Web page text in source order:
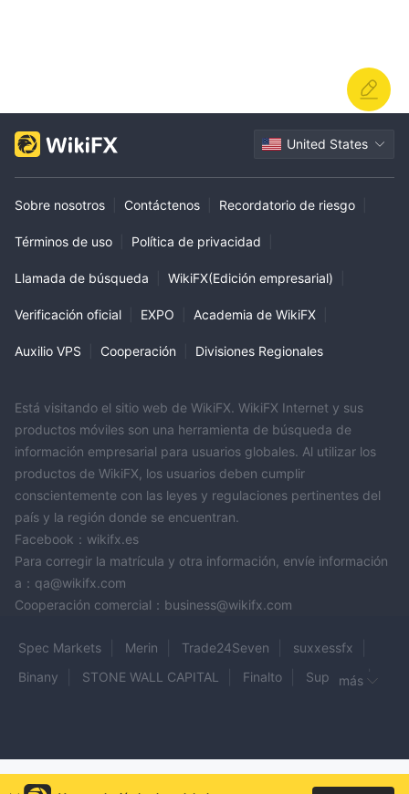
United States
Sobre nosotros Contáctenos Recordatorio de riesgo
Términos de uso Política de privacidad
Llamada de búsqueda WikiFX(Edición empresarial)
Verificación oficial EXPO Academia de WikiFX
Auxilio VPS Cooperación Divisiones Regionales
Está visitando el sitio web de WikiFX. WikiFX Internet y sus
productos móviles son una herramienta de búsqueda de
información empresarial para usuarios globales. Al utilizar los
productos de WikiFX, los usuarios deben cumplir
conscientemente con las leyes y regulaciones pertinentes del
país y la región donde se encuentran.
Facebook：wikifx.es
Para corregir la matrícula y otra información, envíe información
a：qa@wikifx.com
Cooperación comercial：business@wikifx.com
Spec Markets Merin Trade24Seven
suxxessfx
Binany
STONE WALL CAPITAL Finalto
SuperFin
Rineplex
MaxFx
HOXTON
más